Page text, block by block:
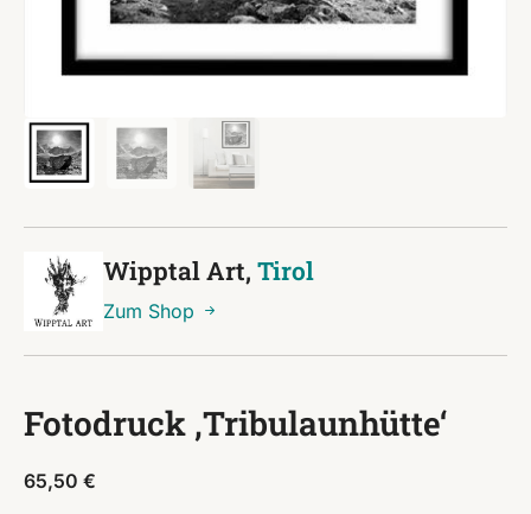
Wipptal Art, Tirol
Zum Shop
Fotodruck ‚Tribulaunhütte‘
65,50 €